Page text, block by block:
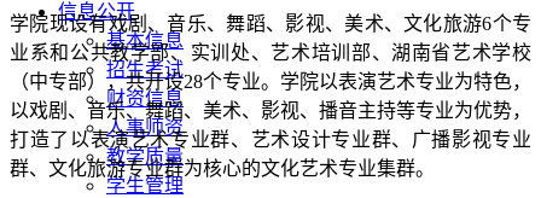
信息公开
基本信息
招生考试
财资信息
人事师资
教学质量
学生管理
学院现设有戏剧、音乐、舞蹈、影视、美术、文化旅游6个专
业系和公共教学部、实训处、艺术培训部、湖南省艺术学校
（中专部），共开设28个专业。学院以表演艺术专业为特色，
以戏剧、音乐、舞蹈、美术、影视、播音主持等专业为优势，
打造了以表演艺术专业群、艺术设计专业群、广播影视专业
群、文化旅游专业群为核心的文化艺术专业集群。